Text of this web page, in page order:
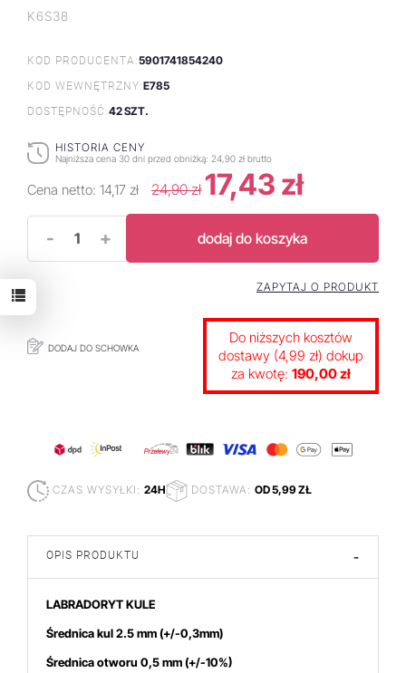
K6S38
KOD PRODUCENTA:5901741854240
KOD WEWNĘTRZNY:E785
DOSTĘPNOŚĆ:42 SZT.
HISTORIA CENY
Najniższa cena 30 dni przed obniżką: 24,90 zł brutto
Cena netto: 14,17 zł 24,90 zł 17,43 zł
- + dodaj do koszyka
DODAJ DO SCHOWKA
ZAPYTAJ O PRODUKT
Do niższych kosztów
dostawy (4,99 zł) dokup
za kwotę: 190,00 zł
CZAS WYSYŁKI: 24H DOSTAWA: OD 5,99 ZŁ
OPIS PRODUKTU -
LABRADORYT KULE
Średnica kul 2.5 mm(+/-0,3mm)
Średnica otworu 0,5 mm (+/-10%)